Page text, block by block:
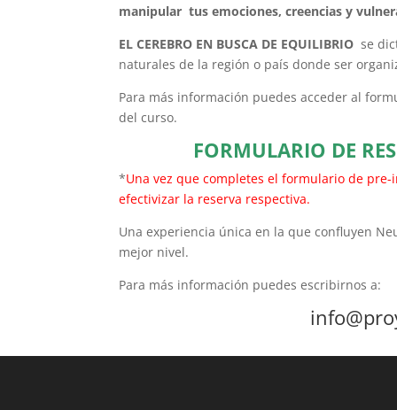
manipular tus emociones, creencias y
EL CEREBRO EN BUSCA DE EQUILIBRIO se
naturales de la región o país donde ser
Para más información puedes acceder al
del curso.
FORMULARIO DE
*Una vez que completes el formulario de
efectivizar la reserva respectiva.
Una experiencia única en la que confluyen
mejor nivel.
Para más información puedes escribirnos a: